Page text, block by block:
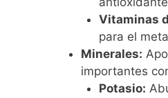
Vitaminas
para el
Minerales:
importantes
Potasio: